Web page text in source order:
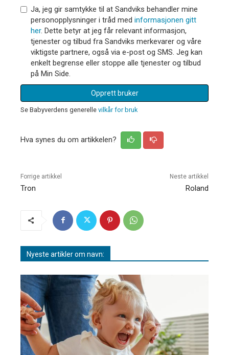
Ja, jeg gir samtykke til at Sandviks behandler mine
personopplysninger i tråd med informasjonen gitt
her. Dette betyr at jeg får relevant informasjon,
tjenester og tilbud fra Sandviks merkevarer og våre
viktigste partnere, også via e-post og SMS. Jeg kan
enkelt begrense eller stoppe alle tjenester og tilbud
på Min Side.
Opprett bruker
Se Babyverdens generelle vilkår for bruk
Hva synes du om artikkelen?
Forrige artikkel
Tron
Neste artikkel
Roland
Nyeste artikler om navn: